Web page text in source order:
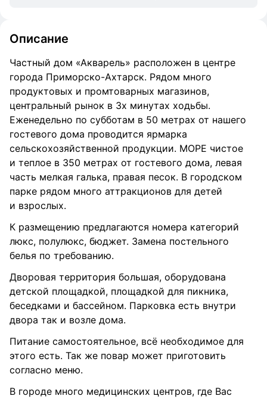
Описание
Частный дом «Акварель» расположен в центре
города Приморско-Ахтарск. Рядом много
продуктовых и промтоварных магазинов,
центральный рынок в 3х минутах ходьбы.
Еженедельно по субботам в 50 метрах от нашего
гостевого дома проводится ярмарка
сельскохозяйственной продукции. МОРЕ чистое
и теплое в 350 метрах от гостевого дома, левая
часть мелкая галька, правая песок. В городском
парке рядом много аттракционов для детей
и взрослых.
К размещению предлагаются номера категорий
люкс, полулюкс, бюджет. Замена постельного
белья по требованию.
Дворовая территория большая, оборудована
детской площадкой, площадкой для пикника,
беседками и бассейном. Парковка есть внутри
двора так и возле дома.
Питание самостоятельное, всё необходимое для
этого есть. Так же повар может приготовить
согласно меню.
В городе много медицинских центров, где Вас